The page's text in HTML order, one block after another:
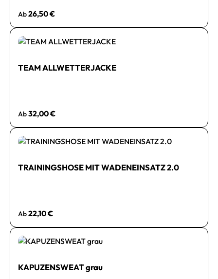
Regulärer Preis:
Ab26,50 €
TEAM ALLWETTERJACKE
Regulärer Preis:
Ab32,00 €
TRAININGSHOSE MIT WADENEINSATZ 2.0
Regulärer Preis:
Ab22,10 €
KAPUZENSWEAT grau